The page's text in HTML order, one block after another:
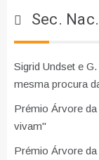
Sec.
Sigrid Undset e
mesma procura
Prémio Árvore
vivam"
Prémio Árvore